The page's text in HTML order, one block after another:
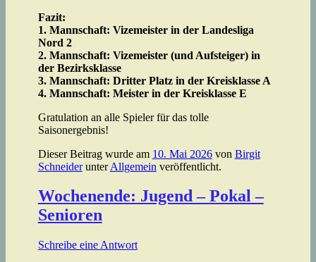
Fazit:
1. Mannschaft: Vizemeister in der Landesliga
Nord 2
2. Mannschaft: Vizemeister (und Aufsteiger) in
der Bezirksklasse
3. Mannschaft: Dritter Platz in der Kreisklasse A
4. Mannschaft: Meister in der Kreisklasse E
Gratulation an alle Spieler für das tolle
Saisonergebnis!
Dieser Beitrag wurde am 10. Mai 2026von Birgit
SchneiderunterAllgemein veröffentlicht.
Wochenende: Jugend – Pokal –
Senioren
Schreibe eine Antwort